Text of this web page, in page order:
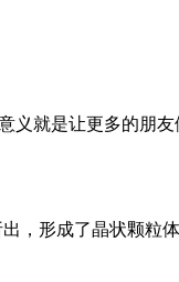
义就是让更多的朋
，形成了晶状颗粒